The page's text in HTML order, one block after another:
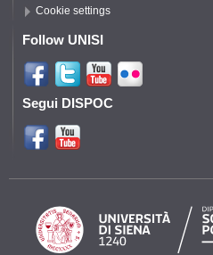
Cookie settings
Follow UNISI
Segui DISPOC